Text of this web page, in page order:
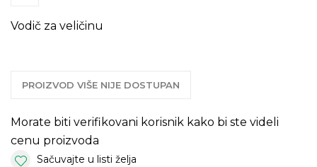
Vodič za veličinu
PROIZVOD VIŠE NIJE DOSTUPAN
Morate biti verifikovani korisnik kako bi ste videli
cenu proizvoda
Sačuvajte u listi želja